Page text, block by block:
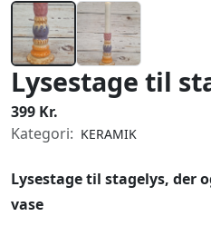
Lysestage til
399 Kr.
Kategori: KERAMIK
Lysestage til stagelys, der
vase